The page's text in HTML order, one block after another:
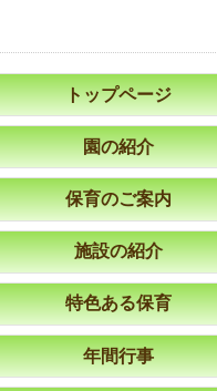
トップページ
園の紹介
保育のご案内
施設の紹介
特色ある保育
年間行事